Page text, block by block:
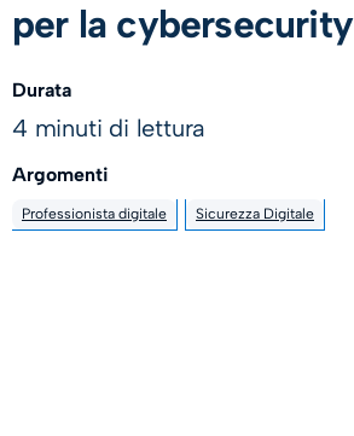
per la cybersecurity
Durata
4 minuti di lettura
Argomenti
Professionista digitale Sicurezza Digitale